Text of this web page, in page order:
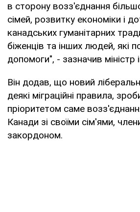
в сторону возз'єднання
сімей, розвитку економіки і
канадських гуманітарних
біженців та інших людей, які
допомоги", - зазначив міністр
Він додав, що новий
деякі міграційні правила,
пріоритетом саме
Канади зі своїми сім'ями,
закордоном.